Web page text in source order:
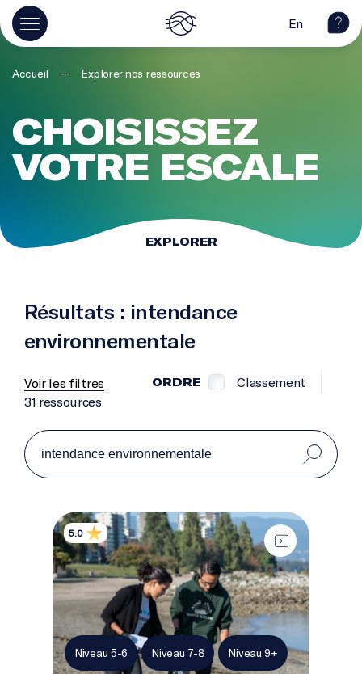
En
Accueil — Explorer nos ressources
CHOISISSEZ
VOTRE ESCALE
EXPLORER
Résultats : intendance
environnementale
Voir les filtres ORDRE
Classement
31 ressources
Passe à l'action pour mettre fin à la pollution par le
5.0
Niveau 5-6 Niveau 7-8 Niveau 9+